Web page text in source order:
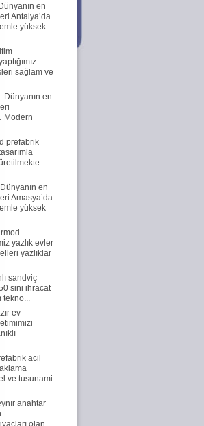
en
Antalya’da
yüksek
sağlam ve
: Dünyanın en
Modern
prefabrik
en
Amasya’da
yüksek
yazlık evler
yazlıklar
sandviç
sini ihracat
tekno...
ev
acil
ve tusunami
anahtar
olan